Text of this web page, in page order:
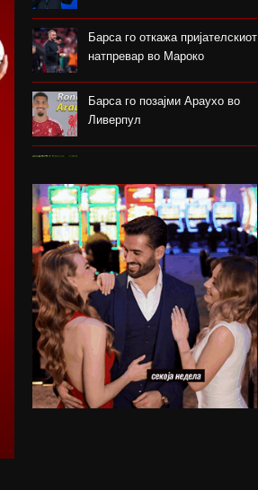
Барса го откажа пријателскиот
натпревар во Мароко
Барса го позајми Араухо во
Ливерпул
век се врати во Монтреал
ФК Пелистер со заштитен
бренд по 81 година постоење !
Артета: Мојот Арсенал учи од
грешките
Лука Зидан се раздели со
Гранада